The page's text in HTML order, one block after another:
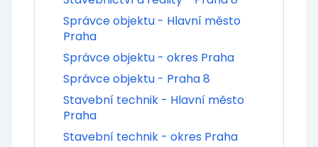
Správce objektu - Hlavní město
Praha
Správce objektu - okres Praha
Správce objektu - Praha 8
Stavební technik - Hlavní město
Praha
Stavební technik - okres Praha